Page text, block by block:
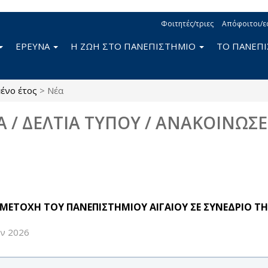
Φοιτητές/τριες Απόφοιτοι/
ΕΡΕΥΝΑ Η ΖΩΗ ΣΤΟ ΠΑΝΕΠΙΣΤΗΜΙΟ ΤΟ
έτος > Νέα
/ ΔΕΛΤΙΑ ΤΥΠΟΥ /
ΤΟΥ ΠΑΝΕΠΙΣΤΗΜΙΟΥ ΑΙΓΑΙΟΥ ΣΕ ΣΥΝΕΔΡΙΟ
2026